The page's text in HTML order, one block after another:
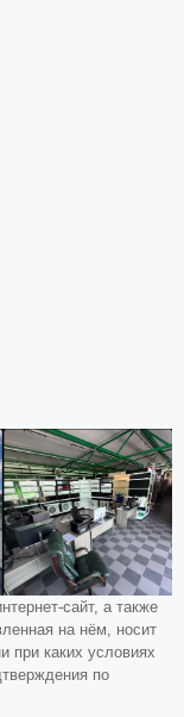
сайт, а также
на нём, носит
при каких условиях
по